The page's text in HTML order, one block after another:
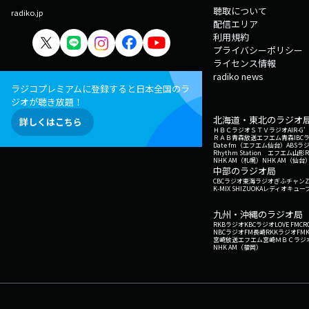
radiko.jp
ラジコプレミアムに登録すると日本全国のラ
ジオが聴き放題！
詳しくはこちら
聴取について
配信エリア
利用規約
プライバシーポリシー
ライセンス情報
radiko news
北海道・東北のラジオ
ＨＢＣラジオＳＴＶラジオAIR-G'
ＲＡＢ青森放送エフエム青森IBC
Date fm（エフエム仙台） ABSラ
Rhythm Station エフエム山形
NHK AM（札幌） NHK AM（仙台
中部のラジオ局
CBCラジオ東海ラジオぎふチャン
K-MIX SHIZUOKAレディオキュー
九州・沖縄のラジオ局
RKBラジオKBCラジオLOVE FM
NBCラジオFM長崎RKKラジオ
宮崎放送エフエム宮崎ＭＢＣラジ
NHK AM（福岡）